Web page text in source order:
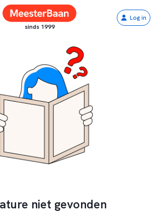
sinds 1999
Log in
niet gevonden